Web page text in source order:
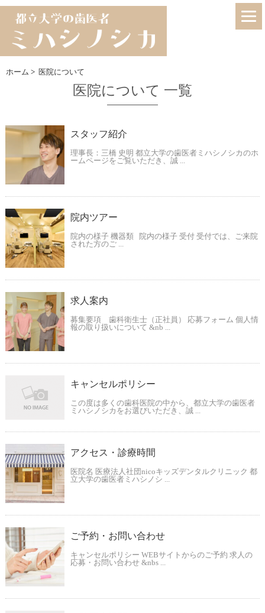
ホーム > 医院について
医院について 一覧
スタッフ紹介
理事長：三橋 史明 都立大学の歯医者ミハシノシカのホ
ームページをご覧いただき、誠 ...
院内ツアー
院内の様子 機器類 院内の様子 受付 受付では、ご来院
された方のご ...
求人案内
募集要項 歯科衛生士（正社員） 応募フォーム 個人情
報の取り扱いについて &nb ...
キャンセルポリシー
この度は多くの歯科医院の中から、都立大学の歯医者
ミハシノシカをお選びいただき、誠 ...
アクセス・診療時間
医院名 医療法人社団nicoキッズデンタルクリニック 都
立大学の歯医者ミハシノシ ...
ご予約・お問い合わせ
キャンセルポリシー WEBサイトからのご予約 求人の
応募・お問い合わせ &nbs ...